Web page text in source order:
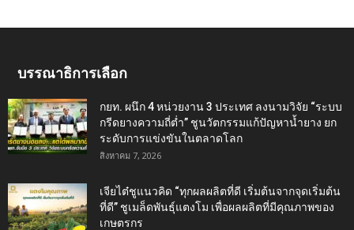
บรรณาธิการเลือก
กยท. ผนึก 4 หน่วยงาน 3 ประเทศ ลงนามวิจัย “ระบบ
กรีดยางความถี่ต่ำ” ชูนวัตกรรมแก้ปัญหาน้ำยาง ยก
ระดับการแข่งขันในตลาดโลก
สิงหาคม 7, 2026
เจียไต๋ชูแนวคิด “ทุกผลผลิตที่ดี เริ่มต้นจากจุดเริ่มต้น
ที่ดี” ชูเมล็ดพันธุ์แตงโม เพื่อผลผลิตที่มีคุณภาพของ
เกษตรกร